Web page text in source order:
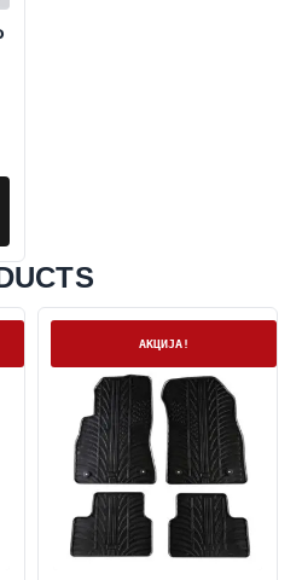
АКЦИЈА!